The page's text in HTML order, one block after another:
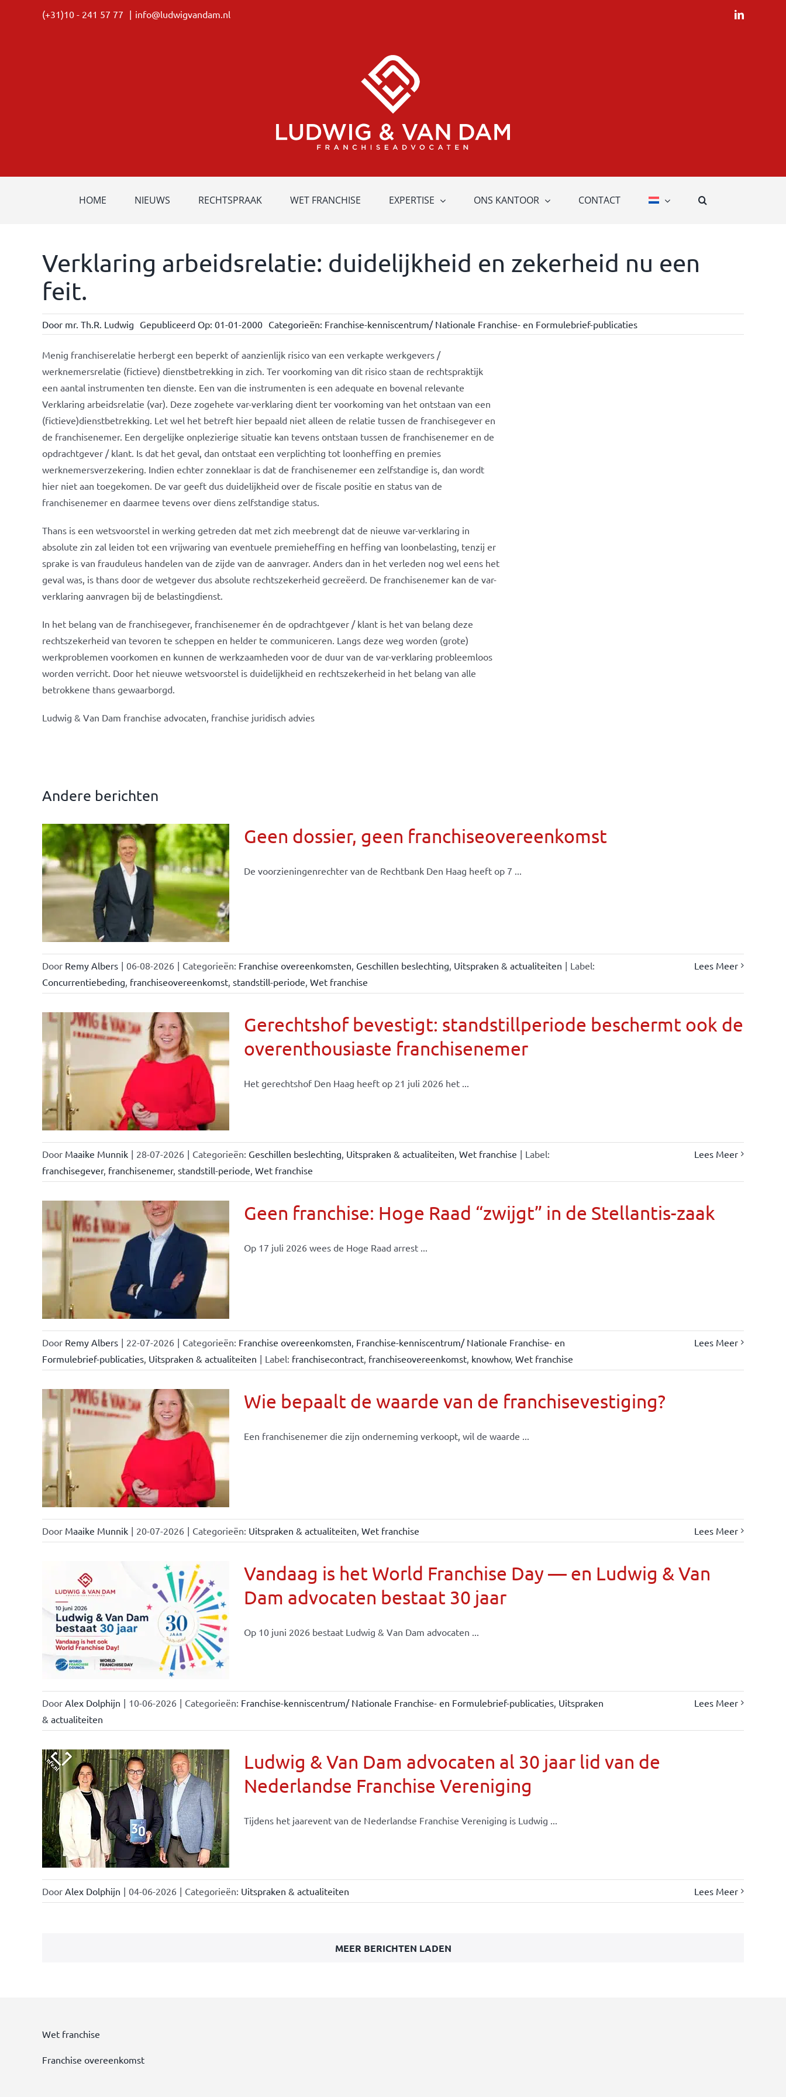
(+31)10 - 241 57 77 | info@ludwigvandam.nl LinkedIn
HOME NIEUWS RECHTSPRAAK WET FRANCHISE EXPERTISE ONS KANTOOR CONTACT
Verklaring arbeidsrelatie: duidelijkheid en zekerheid nu een
feit.
Door mr. Th.R. Ludwig Gepubliceerd Op: 01-01-2000 Categorieën: Franchise-kenniscentrum/ Nationale Franchise- en Formulebrief-publicaties
Menig franchiserelatie herbergt een beperkt of aanzienlijk risico van een verkapte werkgevers /
werknemersrelatie (fictieve) dienstbetrekking in zich. Ter voorkoming van dit risico staan de rechtspraktijk
een aantal instrumenten ten dienste. Een van die instrumenten is een adequate en bovenal relevante
Verklaring arbeidsrelatie (var). Deze zogehete var-verklaring dient ter voorkoming van het ontstaan van een
(fictieve)dienstbetrekking. Let wel het betreft hier bepaald niet alleen de relatie tussen de franchisegever en
de franchisenemer. Een dergelijke onplezierige situatie kan tevens ontstaan tussen de franchisenemer en de
opdrachtgever / klant. Is dat het geval, dan ontstaat een verplichting tot loonheffing en premies
werknemersverzekering. Indien echter zonneklaar is dat de franchisenemer een zelfstandige is, dan wordt
hier niet aan toegekomen. De var geeft dus duidelijkheid over de fiscale positie en status van de
franchisenemer en daarmee tevens over diens zelfstandige status.
Thans is een wetsvoorstel in werking getreden dat met zich meebrengt dat de nieuwe var-verklaring in
absolute zin zal leiden tot een vrijwaring van eventuele premieheffing en heffing van loonbelasting, tenzij er
sprake is van frauduleus handelen van de zijde van de aanvrager. Anders dan in het verleden nog wel eens het
geval was, is thans door de wetgever dus absolute rechtszekerheid gecreëerd. De franchisenemer kan de var-
verklaring aanvragen bij de belastingdienst.
In het belang van de franchisegever, franchisenemer én de opdrachtgever / klant is het van belang deze
rechtszekerheid van tevoren te scheppen en helder te communiceren. Langs deze weg worden (grote)
werkproblemen voorkomen en kunnen de werkzaamheden voor de duur van de var-verklaring probleemloos
worden verricht. Door het nieuwe wetsvoorstel is duidelijkheid en rechtszekerheid in het belang van alle
betrokkene thans gewaarborgd.
Ludwig & Van Dam franchise advocaten, franchise juridisch advies
Andere berichten
Geen dossier, geen franchiseovereenkomst
De voorzieningenrechter van de Rechtbank Den Haag heeft op 7 ...
Door Remy Albers | 06-08-2026 | Categorieën: Franchise overeenkomsten, Geschillen beslechting, Uitspraken & actualiteiten | Label:
Concurrentiebeding, franchiseovereenkomst, standstill-periode, Wet franchise
Lees Meer
Gerechtshof bevestigt: standstillperiode beschermt ook de
overenthousiaste franchisenemer
Het gerechtshof Den Haag heeft op 21 juli 2026 het ...
Door Maaike Munnik | 28-07-2026 | Categorieën: Geschillen beslechting, Uitspraken & actualiteiten, Wet franchise | Label:
franchisegever, franchisenemer, standstill-periode, Wet franchise
Lees Meer
Geen franchise: Hoge Raad “zwijgt” in de Stellantis-zaak
Op 17 juli 2026 wees de Hoge Raad arrest ...
Door Remy Albers | 22-07-2026 | Categorieën: Franchise overeenkomsten, Franchise-kenniscentrum/ Nationale Franchise- en
Formulebrief-publicaties, Uitspraken & actualiteiten | Label: franchisecontract, franchiseovereenkomst, knowhow, Wet franchise
Lees Meer
Wie bepaalt de waarde van de franchisevestiging?
Een franchisenemer die zijn onderneming verkoopt, wil de waarde ...
Door Maaike Munnik | 20-07-2026 | Categorieën: Uitspraken & actualiteiten, Wet franchise Lees Meer
Vandaag is het World Franchise Day — en Ludwig & Van
Dam advocaten bestaat 30 jaar
Op 10 juni 2026 bestaat Ludwig & Van Dam advocaten ...
Door Alex Dolphijn | 10-06-2026 | Categorieën: Franchise-kenniscentrum/ Nationale Franchise- en Formulebrief-publicaties, Uitspraken
& actualiteiten
Lees Meer
Ludwig & Van Dam advocaten al 30 jaar lid van de
Nederlandse Franchise Vereniging
Tijdens het jaarevent van de Nederlandse Franchise Vereniging is Ludwig ...
Door Alex Dolphijn | 04-06-2026 | Categorieën: Uitspraken & actualiteiten Lees Meer
MEER BERICHTEN LADEN
Wet franchise
Franchise overeenkomst